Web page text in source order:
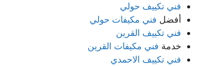
فني تكييف حولي
أفضل فني مكيفات حولي
فني تكييف القرين
خدمة فني مكيفات القرين
فني تكييف الاحمدي